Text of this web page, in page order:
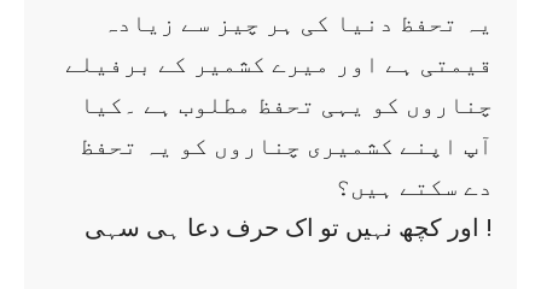
یہ تحفظ دنیا کی ہر چیز سے زیادہ
قیمتی ہے اور میرے کشمیر کے برفیلے
چناروں کو یہی تحفظ مطلوب ہے ۔کیا
آپ اپنے کشمیری چناروں کو یہ تحفظ
دے سکتے ہیں؟
اور کچھ نہیں تو اک حرف دعا ہی سہی !